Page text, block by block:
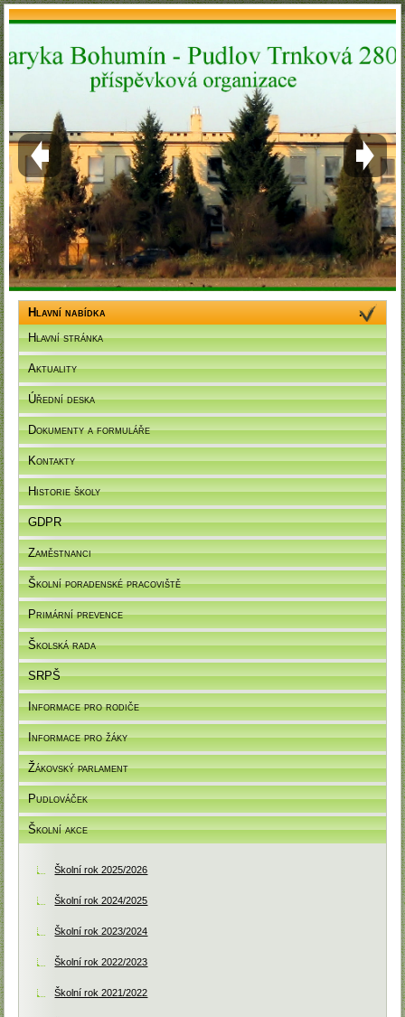
Hlavní nabídka
Hlavní stránka
Aktuality
Úřední deska
Dokumenty a formuláře
Kontakty
Historie školy
GDPR
Zaměstnanci
Školní poradenské pracoviště
Primární prevence
Školská rada
SRPŠ
Informace pro rodiče
Informace pro žáky
Žákovský parlament
Pudlováček
Školní akce
Školní rok 2025/2026
Školní rok 2024/2025
Školní rok 2023/2024
Školní rok 2022/2023
Školní rok 2021/2022